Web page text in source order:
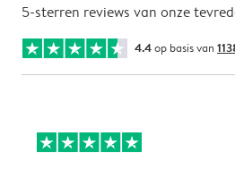
5-sterren reviews van onze
4.4op basis van